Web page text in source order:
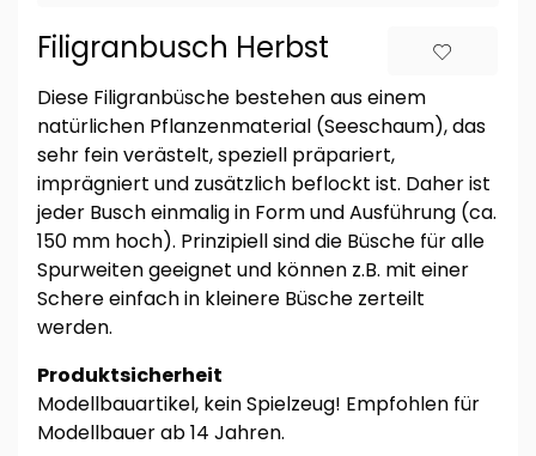
Filigranbusch Herbst
Diese Filigranbüsche bestehen aus einem
natürlichen Pflanzenmaterial (Seeschaum), das
sehr fein verästelt, speziell präpariert,
imprägniert und zusätzlich beflockt ist. Daher ist
jeder Busch einmalig in Form und Ausführung (ca.
150 mm hoch). Prinzipiell sind die Büsche für alle
Spurweiten geeignet und können z.B. mit einer
Schere einfach in kleinere Büsche zerteilt
werden.
Produktsicherheit
Modellbauartikel, kein Spielzeug! Empfohlen für
Modellbauer ab 14 Jahren.